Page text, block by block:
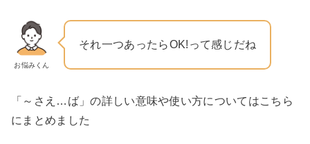
お悩みくん
それ一つあったらOK!って感じだね
「～さえ…ば」の詳しい意味や使い方についてはこちら
にまとめました